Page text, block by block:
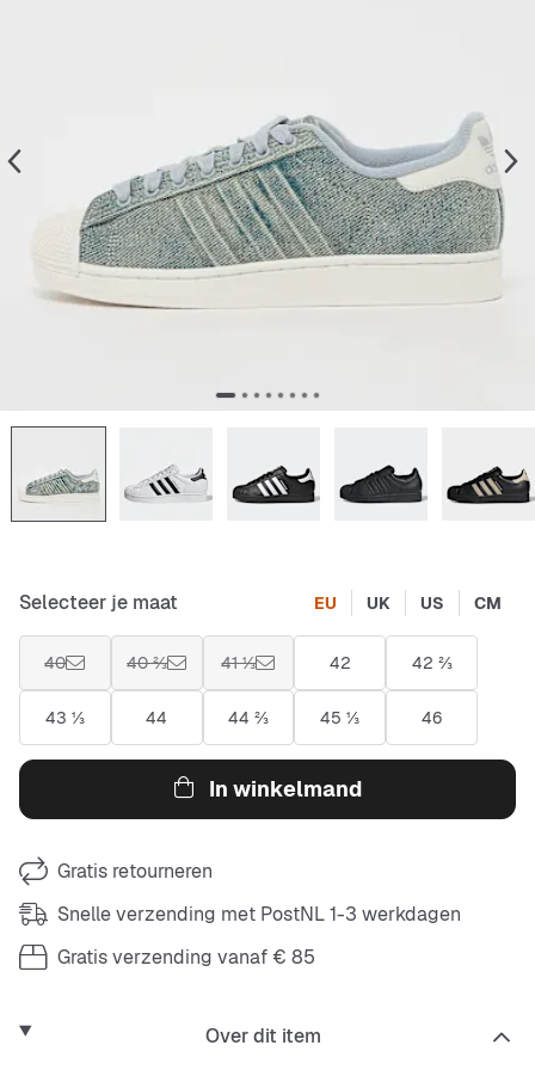
Selecteer je maat EU UK US CM
40 40 ⅔ 41 ⅓ 42 42 ⅔
43 ⅓ 44 44 ⅔ 45 ⅓ 46
In winkelmand
Gratis retourneren
Snelle verzending met PostNL 1-3 werkdagen
Gratis verzending vanaf € 85
Over dit item